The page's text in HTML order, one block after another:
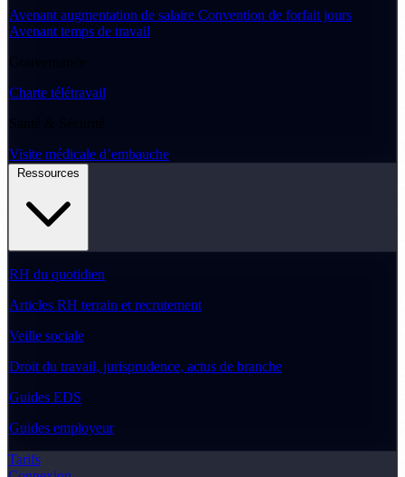
Avenant augmentation de salaire Convention de forfait jours
Avenant temps de travail
Gouvernance
Charte télétravail
Santé & Sécurité
Visite médicale d’embauche
RH du quotidien
Articles RH terrain et recrutement
Veille sociale
Droit du travail, jurisprudence, actus de branche
Guides EDS
Guides employeur
Tarifs